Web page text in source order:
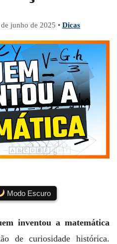
junho de 2025 • Dicas
Modo Escuro
inventou a matemática
de curiosidade histórica.